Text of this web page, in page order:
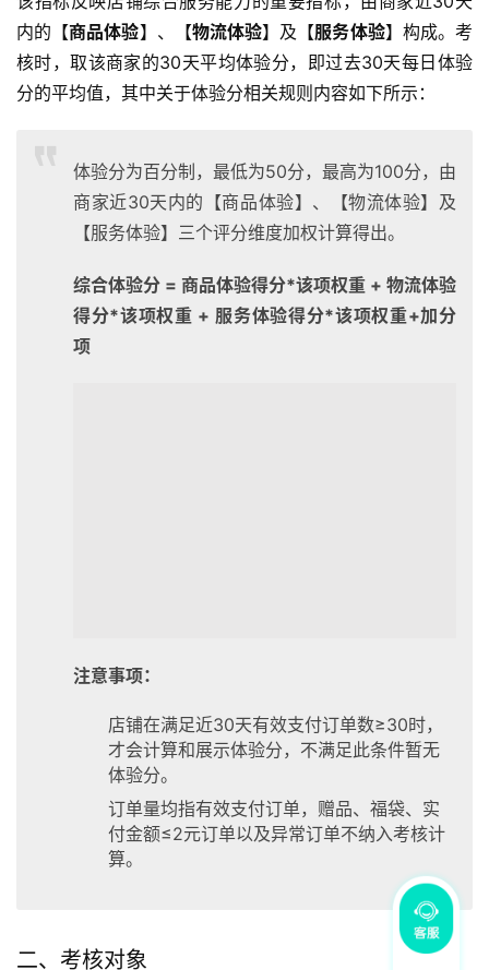
内的【商品体验】、【物流体验】及【服务体验】构成。考
核时，取该商家的30天平均体验分，即过去30天每日体验
分的平均值，其中关于体验分相关规则内容如下所示：
体验分为百分制，最低为50分，最高为100分，由
商家近30天内的【商品体验】、【物流体验】及
【服务体验】三个评分维度加权计算得出。
综合体验分 = 商品体验得分*该项权重 + 物流体验
得分*该项权重 + 服务体验得分*该项权重+加分
项